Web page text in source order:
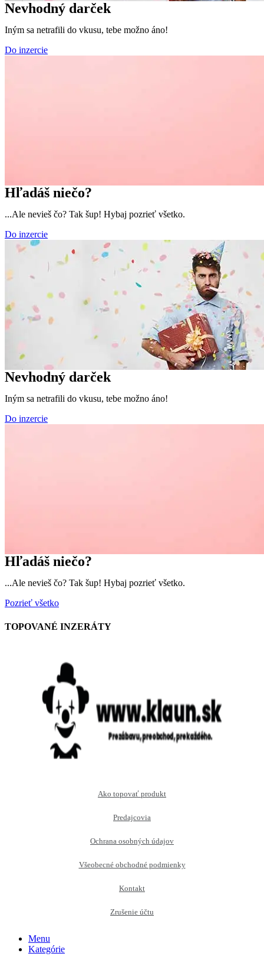
Nevhodný darček
Iným sa netrafili do vkusu, tebe možno áno!
Do inzercie
Hľadáš niečo?
...Ale nevieš čo? Tak šup! Hybaj pozrieť všetko.
Do inzercie
Nevhodný darček
Iným sa netrafili do vkusu, tebe možno áno!
Do inzercie
Hľadáš niečo?
...Ale nevieš čo? Tak šup! Hybaj pozrieť všetko.
Pozrieť všetko
TOPOVANÉ INZERÁTY
Ako topovať produkt
Predajcovia
Ochrana osobných údajov
Všeobecné obchodné podmienky
Kontakt
Zrušenie účtu
Menu
Kategórie